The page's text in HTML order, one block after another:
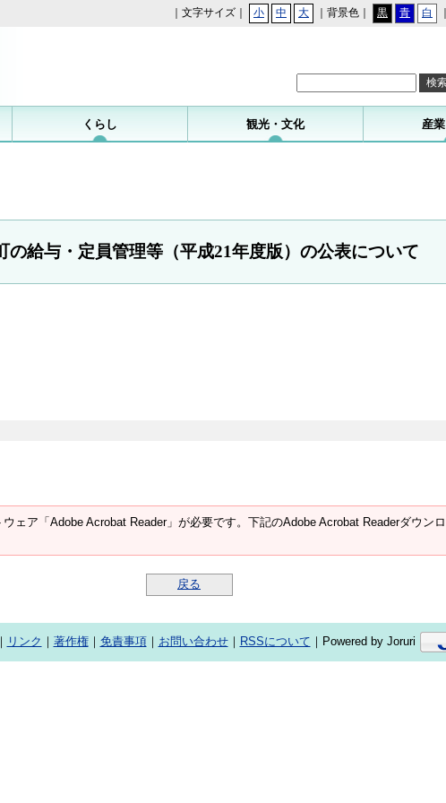
｜文字サイズ｜ 小 中 大 ｜背景色｜ 黒 青 白
くらし 観光・文化 産
の給与・定員管理等（平成21年度版）の公表について
ェア「Adobe Acrobat Reader」が必要です。下記のAdobe Acrobat Readerダウン
戻る
リンク ｜ 著作権｜ 免責事項｜ お問い合わせ｜ RSSについて ｜Powered by Joruri